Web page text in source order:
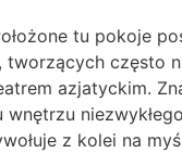
tu pokoje
tworzących często
azjatyckim.
z kolei na